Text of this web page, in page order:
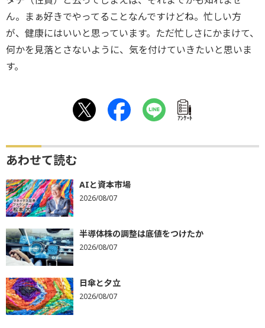
ん。まぁ好きでやってることなんですけどね。忙しい方
が、健康にはいいと思っています。ただ忙しさにかまけて、
何かを見落とさないように、気を付けていきたいと思いま
す。
ｱﾝｹｰﾄ
あわせて読む
AIと資本市場
2026/08/07
半導体株の調整は底値をつけたか
2026/08/07
日傘と夕立
2026/08/07